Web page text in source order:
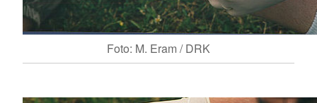
Foto: M. Eram / DRK